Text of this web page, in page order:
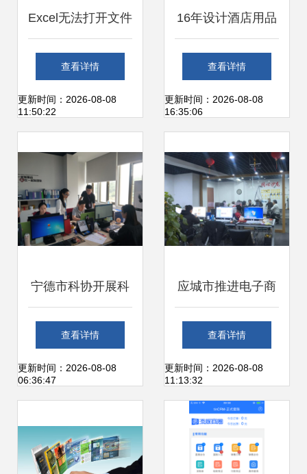
Excel无法打开文件
提示“加密类型不可
用”的原因与解决方
查看详情
更新时间：2026-08-08
11:50:22
16年设计酒店用品
的他，转身开发办
公服务软件 一个灵
店热捧
查看详情
更新时间：2026-08-08
16:35:06
宁德市科协开展科
技信息上门服务 助
力办公服务软件开
查看详情
更新时间：2026-08-08
06:36:47
应城市推进电子商
务发展 以“星火燎
燃”之势点亮农村电
商与办公服务软件
新篇章
查看详情
更新时间：2026-08-08
11:13:32